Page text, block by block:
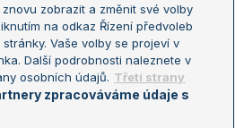
zobrazit a změnit své volby
na odkaz Řízení předvoleb
Vaše volby se projeví v
Další podrobnosti naleznete v
osobních údajů. Třetí strany
zpracováváme údaje s